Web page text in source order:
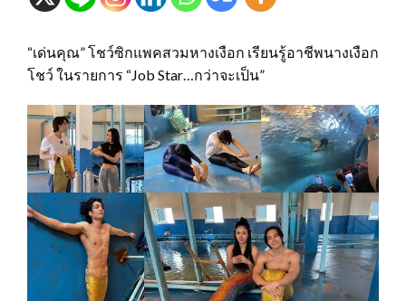
“เด่นคุณ” โชว์ซิกแพคสวมหางเงือก เรียนรู้อาชีพนางเงือก
โชว์ ในรายการ “Job Star…กว่าจะเป็น”